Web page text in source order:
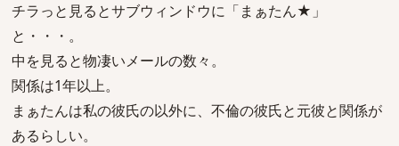
チラっと見るとサブウィンドウに「まぁたん★」
と・・・。
中を見ると物凄いメールの数々。
関係は1年以上。
まぁたんは私の彼氏の以外に、不倫の彼氏と元彼と関係が
あるらしい。